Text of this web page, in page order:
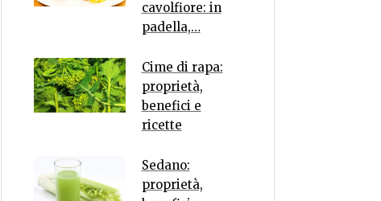
cavolfiore: in
padella,…
Cime di rapa:
proprietà,
benefici e
ricette
Sedano:
proprietà,